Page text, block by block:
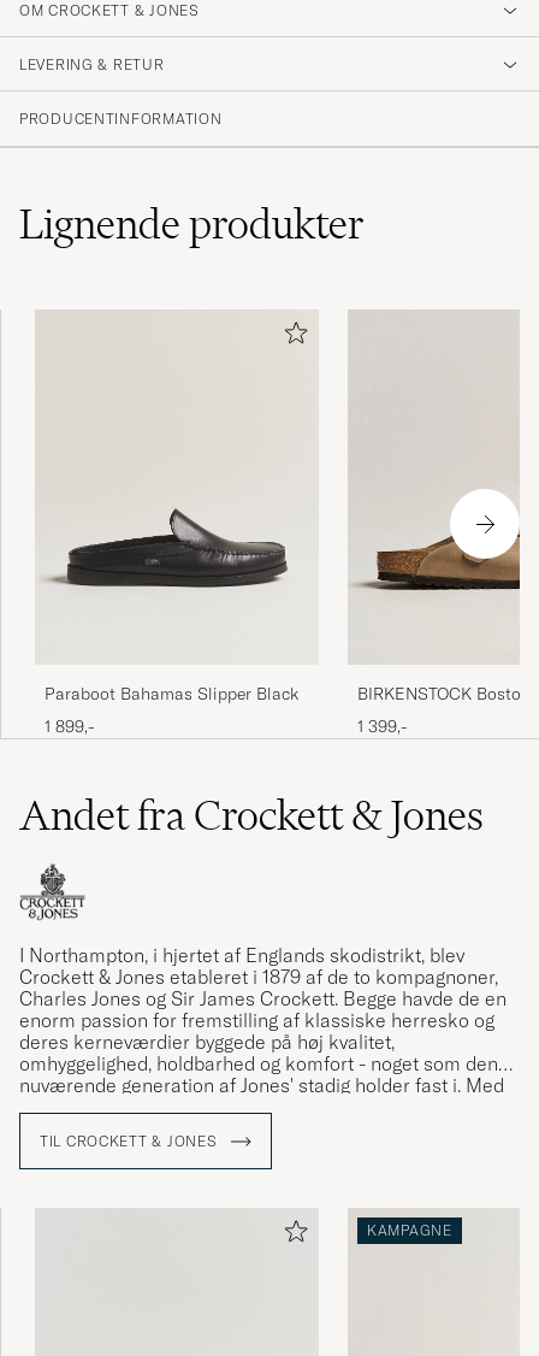
Slippers are tight on the toes and roomy on
the heels. Crockett &amp; Jones always
delivers!
ØYVIND H KØBTE PÅ CAREOFCARL.NO
OM CROCKETT & JONES
LEVERING & RETUR
PRODUCENTINFORMATION
Lignendeprodukter
Paraboot Bahamas Slipper Black
1 899,-
BIRKENSTOCK Boston
Footbed Tabacco Oiled
1 399,-
Andet fra Crockett & Jones
I Northampton, i hjertet af Englands skodistrikt, blev
Crockett & Jones etableret i 1879 af de to kompagnoner,
Charles Jones og Sir James Crockett. Begge havde de en
enorm passion for fremstilling af klassiske herresko og
deres kerneværdier byggede på høj kvalitet,
omhyggelighed, holdbarhed og komfort - noget som den
nuværende generation af Jones' stadig holder fast i. Med
par sko fra Crockett & Jones er man altid sikker på både
at få design og kvalitet i topklasse.
Se vores MTO'er som vi eksklusivt har fået lavet i
samarbejde med Crockett & Jones »
TIL CROCKETT & JONES
KAMPAGNE